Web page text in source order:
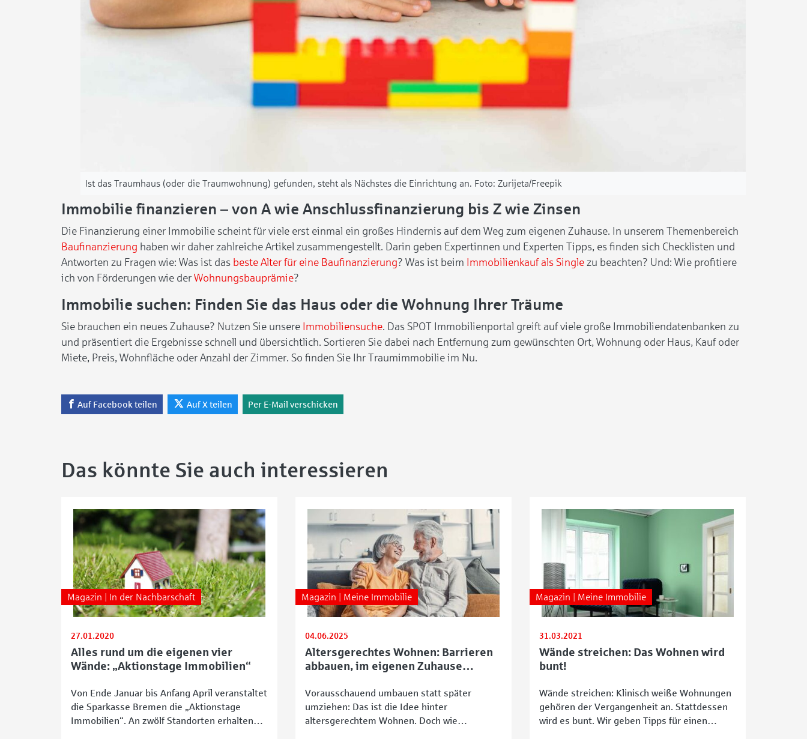
Ist das Traumhaus (oder die Traumwohnung) gefunden, steht als Nächstes die Einrichtung an. Zurijeta/Freepik
Immobilie finanzieren – von A wie Anschlussfinanzierung bis Z wie Zinsen
Die Finanzierung einer Immobilie scheint für viele erst einmal ein großes Hindernis auf dem Weg zum eigenen Zuhause. In unserem Themenbereich
Baufinanzierung haben wir daher zahlreiche Artikel zusammengestellt. Darin geben Expertinnen und Experten Tipps, es finden sich Checklisten und
Antworten zu Fragen wie: Was ist das beste Alter für eine Baufinanzierung? Was ist beim Immobilienkauf als Single zu beachten? Und: Wie profitiere
ich von Förderungen wie der Wohnungsbauprämie?
Immobilie suchen: Finden Sie das Haus oder die Wohnung Ihrer Träume
Sie brauchen ein neues Zuhause? Nutzen Sie unsere Immobiliensuche. Das SPOT Immobilienportal greift auf viele große Immobiliendatenbanken zu
und präsentiert die Ergebnisse schnell und übersichtlich. Sortieren Sie dabei nach Entfernung zum gewünschten Ort, Wohnung oder Haus, Kauf oder
Miete, Preis, Wohnfläche oder Anzahl der Zimmer. So finden Sie Ihr Traumimmobilie im Nu.
Auf Facebook teilen Auf X teilen Per E-Mail verschicken
Das könnte Sie auch interessieren
Magazin | In der Nachbarschaft
27.01.2020
Alles rund um die eigenen vier
Wände: „Aktionstage Immobilien“
Von Ende Januar bis Anfang April veranstaltet
die Sparkasse Bremen die „Aktionstage
Immobilien“. An zwölf Standorten erhalten
Magazin | Meine Immobilie
04.06.2025
Altersgerechtes Wohnen: Barrieren
abbauen, im eigenen Zuhause
Vorausschauend umbauen statt später
umziehen: Das ist die Idee hinter
altersgerechtem Wohnen. Doch wie
Magazin | Meine Immobilie
31.03.2021
Wände streichen: Das Wohnen wird
bunt!
Wände streichen: Klinisch weiße Wohnungen
gehören der Vergangenheit an. Stattdessen
wird es bunt. Wir geben Tipps für einen